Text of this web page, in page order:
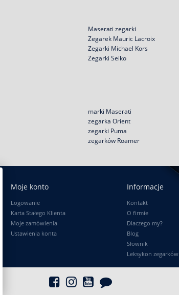
Maserati zegarki
Zegarek Mauric Lacroix
Zegarki Michael Kors
Zegarki Seiko
marki Maserati
zegarka Orient
zegarki Puma
zegarków Roamer
Moje konto
Logowanie
Karta Stałego Klienta
Moje zamówienia
Ustawienia konta
Informacje
Kontakt
O firmie
Dlaczego my?
Blog
Słownik
Leksykon zegarków